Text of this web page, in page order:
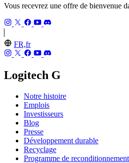
Vous recevrez une offre de bienvenue
FR,fr
Logitech G
Notre histoire
Emplois
Investisseurs
Blog
Presse
Développement durable
Recyclage
Programme de reconditionnement